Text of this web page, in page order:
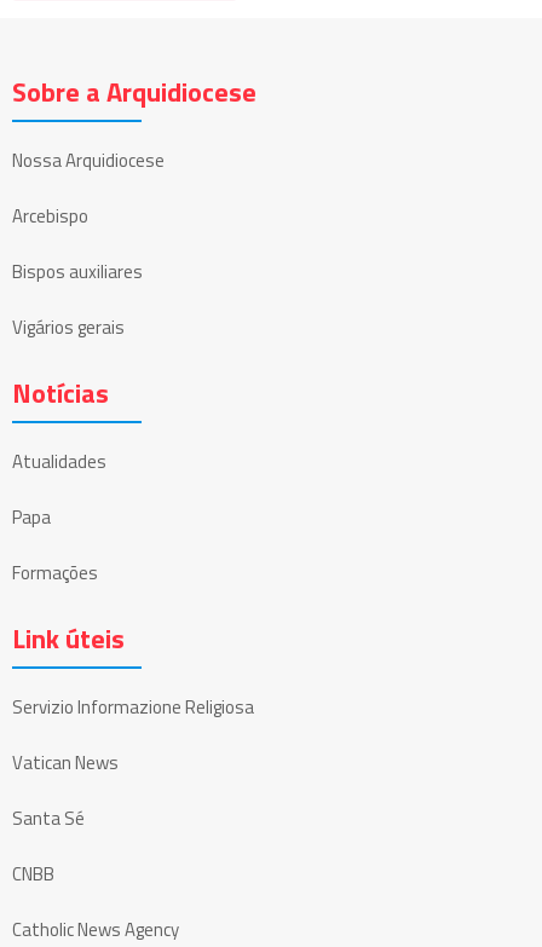
Sobre a Arquidiocese
Nossa Arquidiocese
Arcebispo
Bispos auxiliares
Vigários gerais
Notícias
Atualidades
Papa
Formações
Link úteis
Servizio Informazione Religiosa
Vatican News
Santa Sé
CNBB
Catholic News Agency